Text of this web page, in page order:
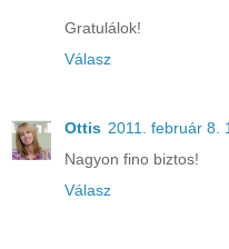
Gratulálok!
Válasz
Ottis 2011. február 8.
Nagyon fino biztos!
Válasz